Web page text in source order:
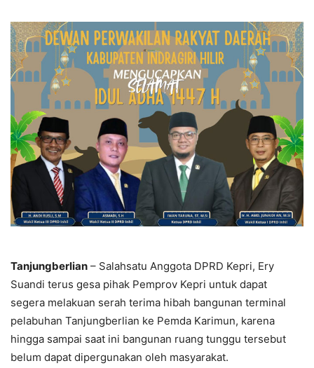
Tanjungberlian – Salahsatu Anggota DPRD Kepri, Ery
Suandi terus gesa pihak Pemprov Kepri untuk dapat
segera melakuan serah terima hibah bangunan terminal
pelabuhan Tanjungberlian ke Pemda Karimun, karena
hingga sampai saat ini bangunan ruang tunggu tersebut
belum dapat dipergunakan oleh masyarakat.